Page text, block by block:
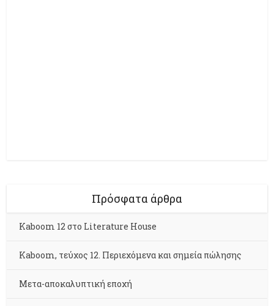
Πρόσφατα άρθρα
Kaboom 12 στο Literature House
Kaboom, τεύχος 12. Περιεχόμενα και σημεία πώλησης
Μετα-αποκαλυπτική εποχή